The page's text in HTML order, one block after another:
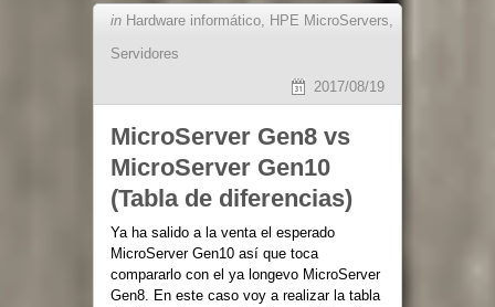
in Hardware informático, HPE MicroServers,
Servidores
2017/08/19
MicroServer Gen8 vs
MicroServer Gen10
(Tabla de diferencias)
Ya ha salido a la venta el esperado
MicroServer Gen10 así que toca
compararlo con el ya longevo MicroServer
Gen8. En este caso voy a realizar la tabla